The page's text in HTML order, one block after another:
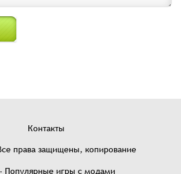
Контакты
права защищены, копирование
Популярные игры с модами